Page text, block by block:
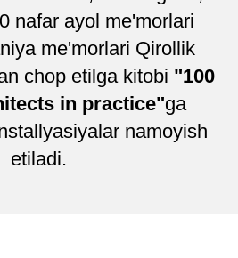
nafar ayol me'morlari
me'morlari Qirollik
chop etilga kitobi "100
in practice"ga
namoyish
etiladi.